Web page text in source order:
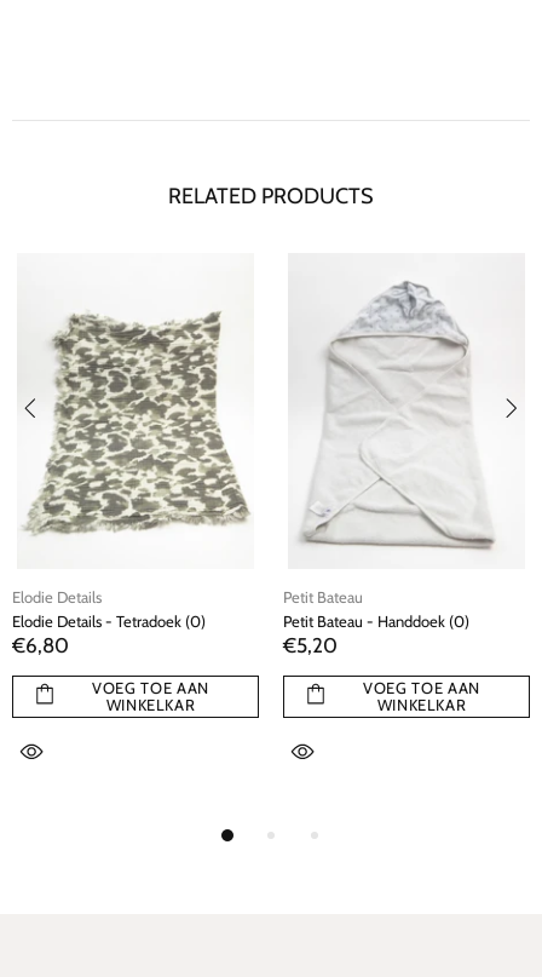
RELATED PRODUCTS
Elodie Details
Elodie Details - Tetradoek (0)
€6,80
VOEG TOE AAN
WINKELKAR
Petit Bateau
Petit Bateau - Handdoek (0)
€5,20
VOEG TOE AAN
WINKELKAR